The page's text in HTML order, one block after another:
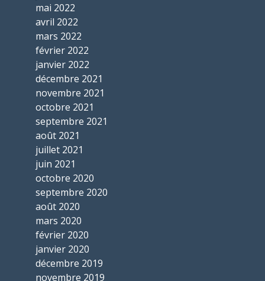
mai 2022
avril 2022
mars 2022
février 2022
janvier 2022
décembre 2021
novembre 2021
octobre 2021
septembre 2021
août 2021
juillet 2021
juin 2021
octobre 2020
septembre 2020
août 2020
mars 2020
février 2020
janvier 2020
décembre 2019
novembre 2019